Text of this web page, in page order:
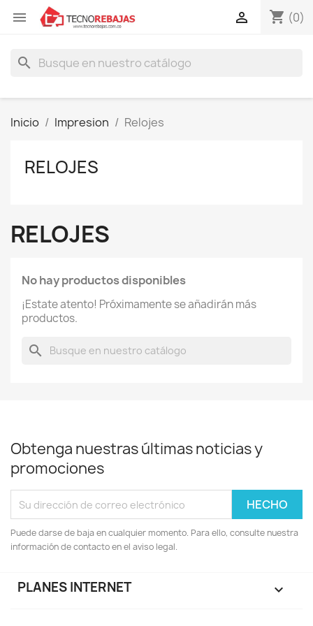
 shopping_cart (0)

search
Inicio Impresion Relojes
RELOJES
RELOJES
No hay productos disponibles
¡Estate atento! Próximamente se añadirán más
productos.
search
Obtenga nuestras últimas noticias y
promociones
Puede darse de baja en cualquier momento. Para ello, consulte nuestra
información de contacto en el aviso legal.
PLANES INTERNET 